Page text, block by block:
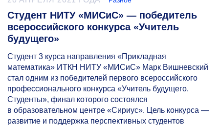
Студент НИТУ «МИСиС» — победитель
всероссийского конкурса «Учитель
будущего»
Студент 3 курса направления «Прикладная
математика» ИТКН НИТУ «МИСиС» Марк Вишневский
стал одним из победителей первого всероссийского
профессионального конкурса «Учитель будущего.
Студенты», финал которого состоялся
в образовательном центре «Сириус». Цель конкурса —
развитие и поддержка перспективных студентов